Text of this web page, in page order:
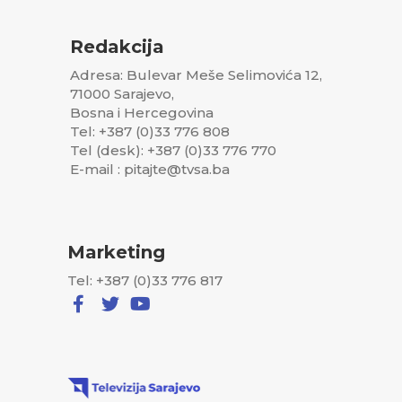
Redakcija
Adresa: Bulevar Meše Selimovića 12,
71000 Sarajevo,
Bosna i Hercegovina
Tel: +387 (0)33 776 808
Tel (desk): +387 (0)33 776 770
E-mail : pitajte@tvsa.ba
Marketing
Tel: +387 (0)33 776 817